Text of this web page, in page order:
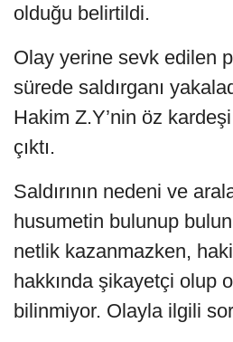
olduğu belirtildi.
Olay yerine sevk edilen
sürede saldırganı
Hakim Z.Y’nin öz
çıktı.
Saldırının nedeni ve
husumetin bulunup
netlik kazanmazken,
hakkında şikayetçi olup
bilinmiyor. Olayla ilgili